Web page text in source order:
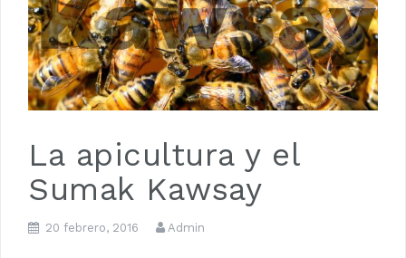
La apicultura y el
Sumak Kawsay
20 febrero, 2016 Admin